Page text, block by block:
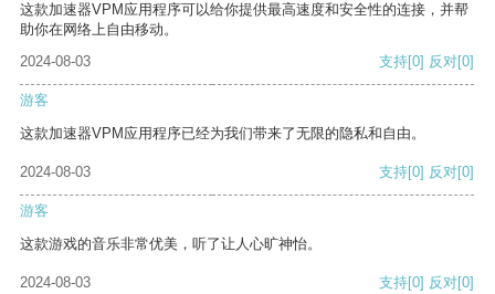
这款加速器VPM应用程序可以给你提供最高速度和安全性的连接，并帮
助你在网络上自由移动。
2024-08-03
支持[0] 反对[0]
游客
这款加速器VPM应用程序已经为我们带来了无限的隐私和自由。
2024-08-03 支持[0] 反对[0]
游客
这款游戏的音乐非常优美，听了让人心旷神怡。
2024-08-03 支持[0] 反对[0]